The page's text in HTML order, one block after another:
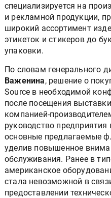
специализируется на
и рекламной продукции,
широкий ассортимент
этикеток и стикеров до
упаковки.
По словам генерального
Важенина, решение о
Source в необходимой
после посещения
компанией-
руководство
основные предлагаемые
уделив повышенное
обслуживания. Ранее в
американское
стала невозможной в
предоставлении